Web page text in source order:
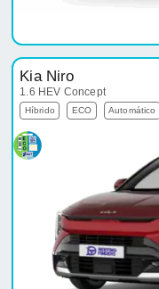
Kia Niro
1.6 HEV Concept
Híbrido ECO Automático